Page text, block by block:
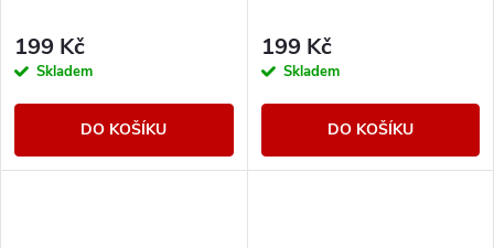
199 Kč
Skladem
DO KOŠÍKU
199 Kč
Skladem
DO KOŠÍKU